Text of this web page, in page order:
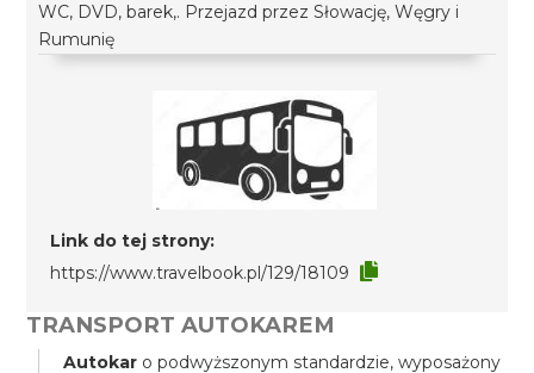
WC, DVD, barek,. Przejazd przez Słowację, Węgry i
Rumunię
Link do tej strony:
https://www.travelbook.pl/129/18109
TRANSPORT AUTOKAREM
Autokar o podwyższonym standardzie, wyposażony